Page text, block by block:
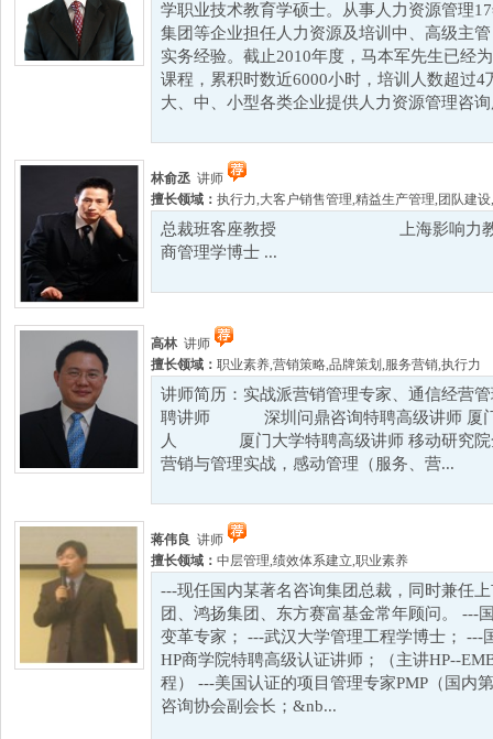
学职业技术教育学硕士。从事人力资源管理
集团等企业担任人力资源及培训中、高级主
实务经验。截止2010年度，马本军先生已经
课程，累积时数近6000小时，培训人数超过
大、中、小型各类企业提供人力资源管理咨
林俞丞 讲师
擅长领域： 执行力,大客户销售管理,精益生产管理, 团队建设,
总裁班客座教授 上海影响力教育集
商管理学博士 ...
高林 讲师
擅长领域： 职业素养,营销策略,品牌策划 ,服务营销,执行力
讲师简历：实战派营销管理专家、通信经营
聘讲师 深圳问鼎咨询特聘高级讲师 厦门
人 厦门大学特聘高级讲师 移动研究院
营销与管理实战，感动管理（服务、营...
蒋伟良 讲师
擅长领域： 中层管理,绩效体系建立,职业素养
---现任国内某著名咨询集团总裁，同时兼任
团、鸿扬集团、东方赛富基金常年顾问。 ---
变革专家； ---武汉大学管理工程学博士； ---
HP商学院特聘高级认证讲师；（主讲HP--
程） ---美国认证的项目管理专家PMP（国内
咨询协会副会长；&nb...